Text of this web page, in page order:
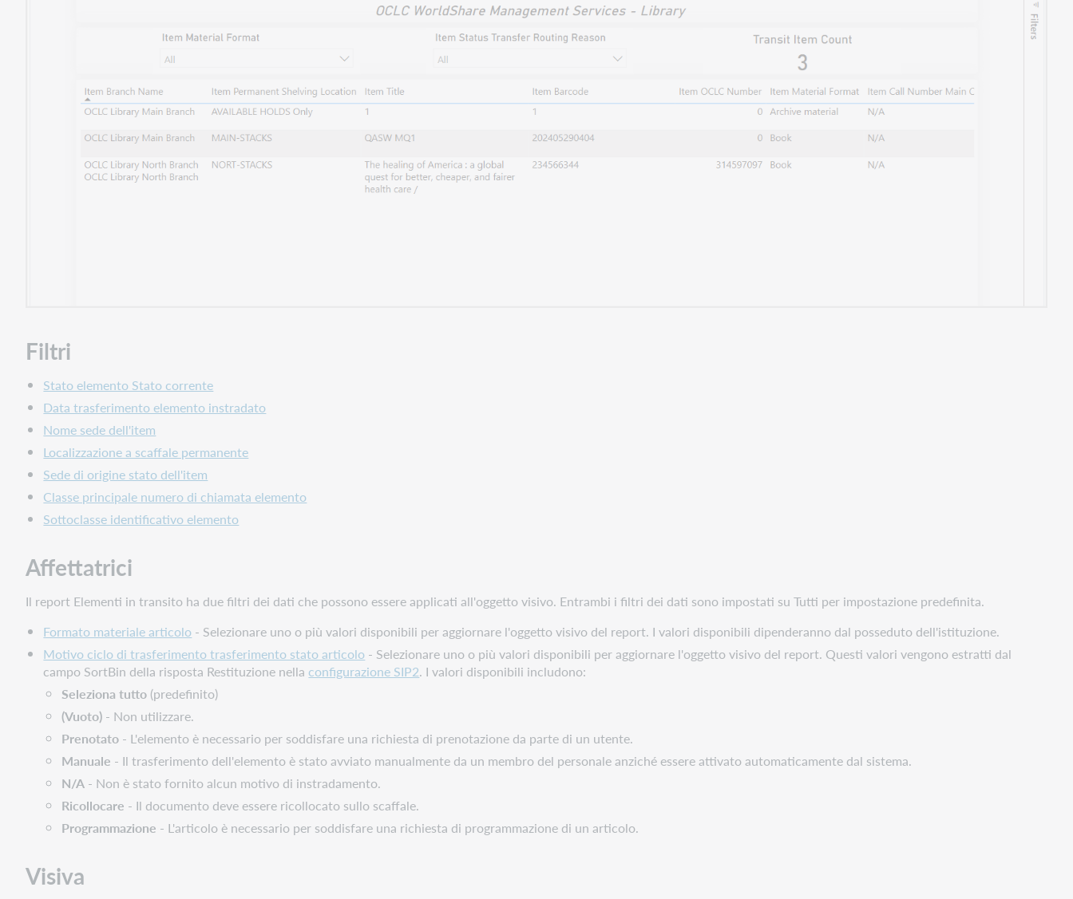
Filtri
Stato elemento Stato corrente
Data trasferimento elemento instradato
Nome sede dell'item
Localizzazione a scaffale permanente
Sede di origine stato dell'item
Classe principale numero di chiamata elemento
Sottoclasse identificativo elemento
Affettatrici
Il report Elementi in transito ha due filtri dei dati che possono essere applicati all'oggetto visivo. Entrambi i filtri dei dati sono impostati su Tutti per impostazione predefinita.
Formato materiale articolo - Selezionare uno o più valori disponibili per aggiornare l'oggetto visivo del report. I valori disponibili dipenderanno dal posseduto dell'istituzione.
Motivo ciclo di trasferimento trasferimento stato articolo - Selezionare uno o più valori disponibili per aggiornare l'oggetto visivo del report. Questi valori vengono estratti dal
campo SortBin della risposta Restituzione nella configurazione SIP2. I valori disponibili includono:
Seleziona tutto(predefinito)
(Vuoto) - Non utilizzare.
Prenotato- L'elemento è necessario per soddisfare una richiesta di prenotazione da parte di un utente.
Manuale - Il trasferimento dell'elemento è stato avviato manualmente da un membro del personale anziché essere attivato automaticamente dal sistema.
N/A- Non è stato fornito alcun motivo di instradamento.
Ricollocare - Il documento deve essere ricollocato sullo scaffale.
Programmazione - L'articolo è necessario per soddisfare una richiesta di programmazione di un articolo.
Visiva